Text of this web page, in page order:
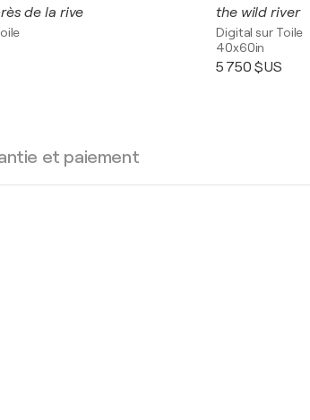
de la rive the wild river
Digital sur Toile
40x60in
5 750 $US
et paiement